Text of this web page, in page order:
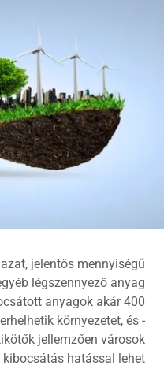
jelentős mennyiségű
légszennyező anyag
anyagok akár 400
környezetet, és -
jellemzően városok
kibocsátás hatással lehet